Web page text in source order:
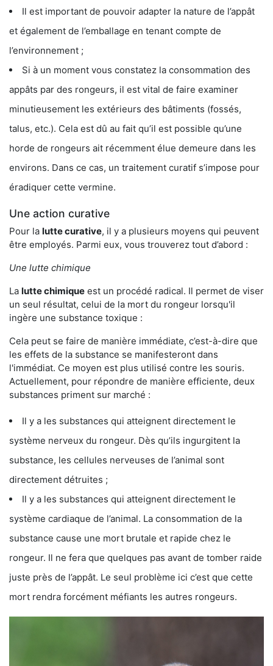
Il est important de pouvoir adapter la nature de l’appât
et également de l’emballage en tenant compte de
l’environnement ;
Si à un moment vous constatez la consommation des
appâts par des rongeurs, il est vital de faire examiner
minutieusement les extérieurs des bâtiments (fossés,
talus, etc.). Cela est dû au fait qu’il est possible qu’une
horde de rongeurs ait récemment élue demeure dans les
environs. Dans ce cas, un traitement curatif s’impose pour
éradiquer cette vermine.
Une action curative
Pour la lutte curative, il y a plusieurs moyens qui peuvent
être employés. Parmi eux, vous trouverez tout d’abord :
Une lutte chimique
La lutte chimique est un procédé radical. Il permet de viser
un seul résultat, celui de la mort du rongeur lorsqu'il
ingère une substance toxique :
Cela peut se faire de manière immédiate, c’est-à-dire que
les effets de la substance se manifesteront dans
l'immédiat. Ce moyen est plus utilisé contre les souris.
Actuellement, pour répondre de manière efficiente, deux
substances priment sur marché :
Il y a les substances qui atteignent directement le
système nerveux du rongeur. Dès qu’ils ingurgitent la
substance, les cellules nerveuses de l’animal sont
directement détruites ;
Il y a les substances qui atteignent directement le
système cardiaque de l’animal. La consommation de la
substance cause une mort brutale et rapide chez le
rongeur. Il ne fera que quelques pas avant de tomber raide
juste près de l’appât. Le seul problème ici c’est que cette
mort rendra forcément méfiants les autres rongeurs.